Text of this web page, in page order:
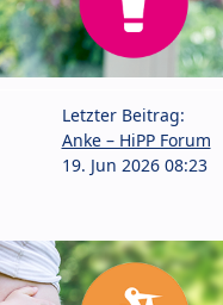
Letzter Beitrag:
Anke – HiPP Forum
19. Jun 2026 08:23